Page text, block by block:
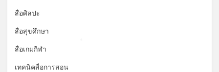
สื่อศิลปะ
สื่อสุขศึกษา
สื่อเกมกีฬา
เทคนิคสื่อการสอน